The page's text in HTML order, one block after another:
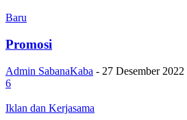
Baru
Promosi
Admin SabanaKaba - 27 Desember 2022
6
Iklan dan Kerjasama